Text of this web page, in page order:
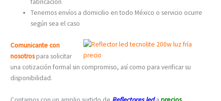
fabricación
Tenemos envíos a domicilio en todo México o servicio ocurre
según sea el caso
Comunicante con
nosotrospara solicitar
una cotización formal sin compromiso, así como para verificar su
disponibilidad.